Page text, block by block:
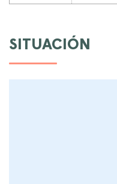
SITUACIÓN